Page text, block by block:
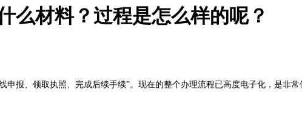
么材料？过程是怎么样的呢？
报、领取执照、完成后续手续”。现在的整个办理流程已高度电子化，是非常